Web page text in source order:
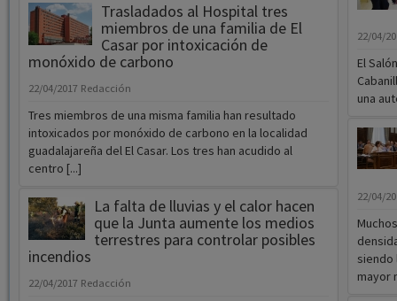
Trasladados al Hospital tres
miembros de una familia de El
Casar por intoxicación de
monóxido de carbono
22/04/2017 Redacción
Tres miembros de una misma familia han resultado
intoxicados por monóxido de carbono en la localidad
guadalajareña del El Casar. Los tres han acudido al
centro [...]
La falta de lluvias y el calor hacen
que la Junta aumente los medios
terrestres para controlar posibles
incendios
22/04/2017 Redacción
22/04/
El
una
22/04/
siendo
mayor